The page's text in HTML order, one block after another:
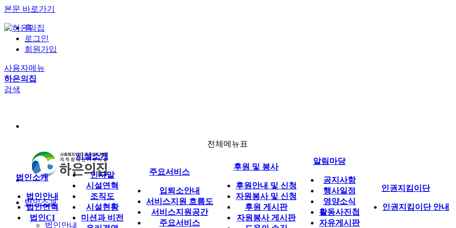
본문 바로가기
홈
로그인
회원가입
사용자메뉴
하은의집
검색
법인소개
법인안내
전체메뉴표
법인소개
법인안내
법인연혁
법인CI
시설소개
인사말
시설연혁
조직도
시설현황
미션과 비전
주요서비스
입퇴소안내
서비스지원 흐름도
서비스지원공간
주요서비스
후원 및 봉사
후원안내 및 신청
자원봉사 및 신청
후원 게시판
자원봉사 게시판
알림마당
공지사항
행사일정
영양소식
활동사진첩
자유게시판
인권지킴이단
인권지킴이단 안내